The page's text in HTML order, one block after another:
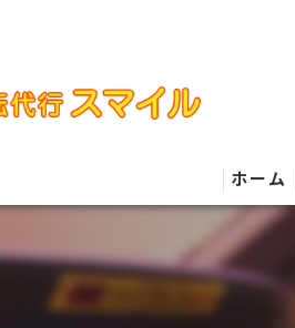
ホーム